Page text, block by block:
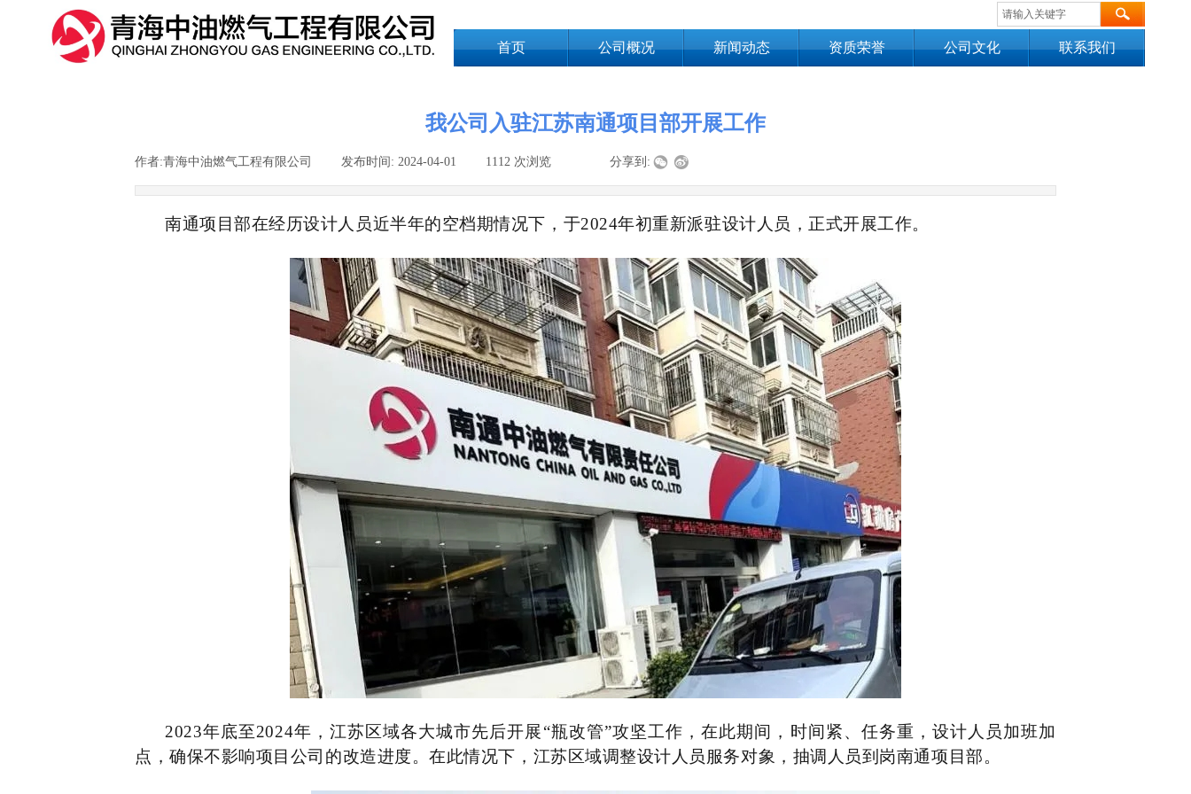
首页 公司概况 新闻动态 资质荣誉 公司文化 联系我们
我公司入驻江苏南通项目部开展工作
作者:青海中油燃气工程有限公司 发布时间: 2024-04-01 1112 次浏览 分享到:
南通项目部在经历设计人员近半年的空档期情况下，于2024年初重新派驻设计人员，正式开展工作。
2023年底至2024年，江苏区域各大城市先后开展“瓶改管”攻坚工作，在此期间，时间紧、任务重，设计人员加班加
点，确保不影响项目公司的改造进度。在此情况下，江苏区域调整设计人员服务对象，抽调人员到岗南通项目部。